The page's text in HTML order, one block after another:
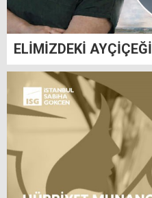
ELİMİZDEKİ AYÇİÇEĞİ